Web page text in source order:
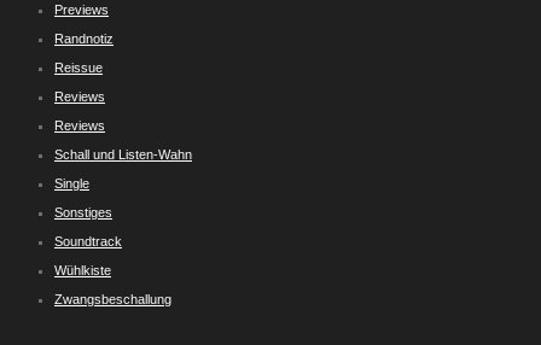
Previews
Randnotiz
Reissue
Reviews
Reviews
Schall und Listen-Wahn
Single
Sonstiges
Soundtrack
Wühlkiste
Zwangsbeschallung